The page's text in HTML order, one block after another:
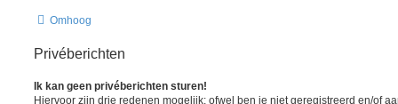
Omhoog
Privéberichten
Ik kan geen privéberichten sturen!
Hiervoor zijn drie redenen mogelijk: ofwel ben je niet geregistreerd en/of